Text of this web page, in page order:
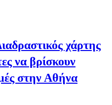
χάρτης
να βρίσκουν
στην Αθήνα